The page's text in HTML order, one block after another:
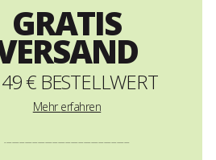
GRATIS
€ BESTELLWERT
Mehr erfahren
--------------------------------------------------------------------